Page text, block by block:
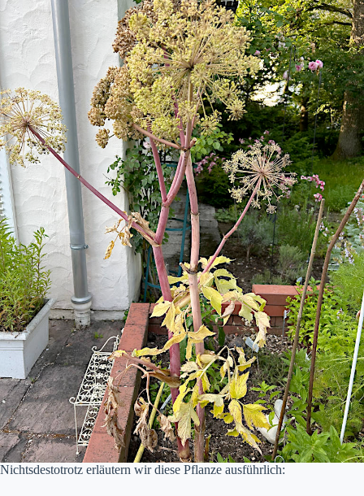
Nichtsdestotrotz erläutern wir diese Pflanze ausführlich: